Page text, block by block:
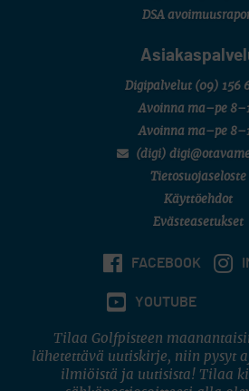
DSA
Digipalvelut (09) 156
Avoinna ma–pe
Avoinna ma–pe
(digi)
Tietosuojaseloste
Käyttöehdot
Evästeasetukset
FACEBOOK
YOUTUBE
Tilaa Golfpisteen
lähetettävä uutiskirje, niin pysyt
ilmiöistä ja uutisista! Tilaa